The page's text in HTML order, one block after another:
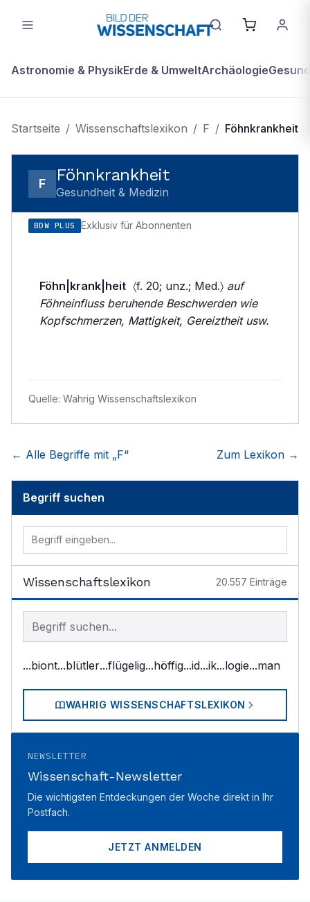
Astronomie & PhysikErde & UmweltArchäologie
Startseite / Wissenschaftslexikon / F / Föhnkrankheit
F Föhnkrankheit
Gesundheit & Medizin
BDW PLUS Exklusiv für Abonnenten
Föhn|krank|heit 〈f. 20; unz.; Med.〉 auf
Föhneinfluss beruhende Beschwerden wie
Kopfschmerzen, Mattigkeit, Gereiztheit usw.
Quelle: Wahrig Wissenschaftslexikon
← Alle Begriffe mit „F“ Zum Lexikon →
Begriff suchen
Wissenschaftslexikon 20.557 Einträge
Begriff im Lexikon suchen
...biont...blütler...flügelig...höffig...id...ik...logie...man
WAHRIG WISSENSCHAFTSLEXIKON
NEWSLETTER
Wissenschaft-Newsletter
Die wichtigsten Entdeckungen der Woche direkt in Ihr
Postfach.
JETZT ANMELDEN